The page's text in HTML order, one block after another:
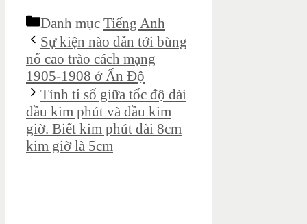
Danh mục Tiếng Anh
Sự kiện nào dẫn tới bùng
nổ cao trào cách mạng
1905-1908 ở Ấn Độ
Tính tỉ số giữa tốc độ dài
đầu kim phút và đầu kim
giờ. Biết kim phút dài 8cm
kim giờ là 5cm